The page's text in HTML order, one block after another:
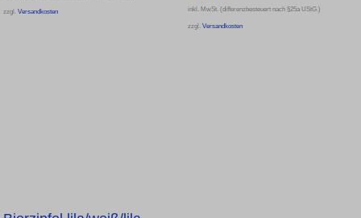
zzgl. Versandkosten inkl. MwSt. (differenzbesteuert nach §25a UStG.)
zzgl. Versandkosten